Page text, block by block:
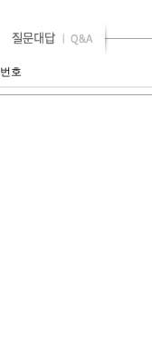
번호